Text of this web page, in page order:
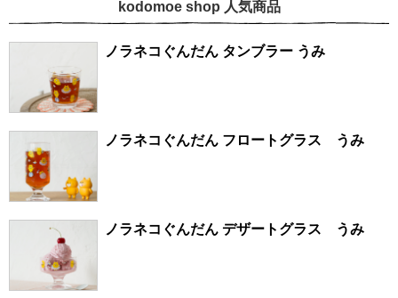
kodomoe shop 人気商品
ノラネコぐんだん タンブラー うみ
ノラネコぐんだん フロートグラス うみ
ノラネコぐんだん デザートグラス うみ